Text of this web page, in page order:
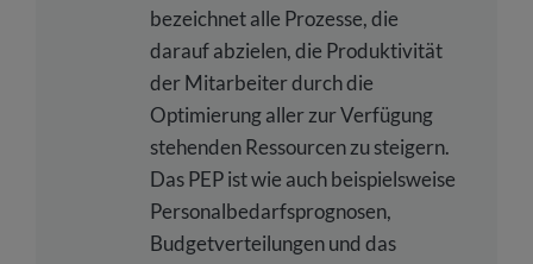
bezeichnet alle Prozesse, die
darauf abzielen, die Produktivität
der Mitarbeiter durch die
Optimierung aller zur Verfügung
stehenden Ressourcen zu steigern.
Das PEP ist wie auch beispielsweise
Personalbedarfsprognosen,
Budgetverteilungen und das